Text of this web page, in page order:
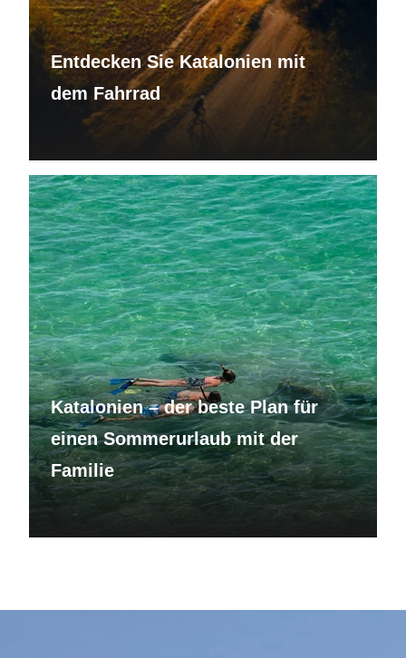
Entdecken Sie Katalonien mit
dem Fahrrad
Katalonien – der beste Plan für
einen Sommerurlaub mit der
Familie